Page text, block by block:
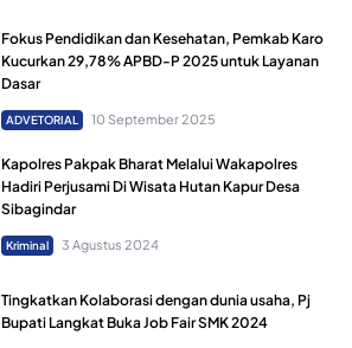
Fokus Pendidikan dan Kesehatan, Pemkab Karo
Kucurkan 29,78% APBD-P 2025 untuk Layanan
Dasar
ADVETORIAL 10 September 2025
Kapolres Pakpak Bharat Melalui Wakapolres
Hadiri Perjusami Di Wisata Hutan Kapur Desa
Sibagindar
Kriminal 3 Agustus 2024
Tingkatkan Kolaborasi dengan dunia usaha, Pj
Bupati Langkat Buka Job Fair SMK 2024